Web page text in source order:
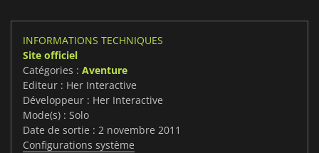
INFORMATIONS TECHNIQUES
Site officiel
Catégories : Aventure
Editeur : Her Interactive
Développeur : Her Interactive
Mode(s) : Solo
Date de sortie : 2 novembre 2011
Configurations système